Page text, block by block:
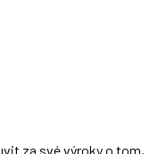
za své výroky o tom,